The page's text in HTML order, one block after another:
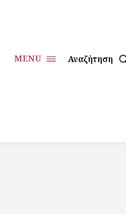
MENU Αναζήτηση